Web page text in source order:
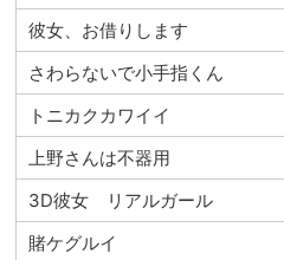
彼女、お借りします
さわらないで小手指くん
トニカクカワイイ
上野さんは不器用
3D彼女 リアルガール
賭ケグルイ